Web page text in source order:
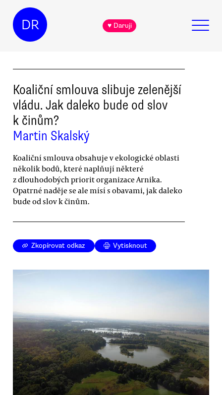
DR ♥ Daruji
Koaliční smlouva slibuje zelenější
vládu. Jak daleko bude od slov
k činům?
Martin Skalský
Koaliční smlouva obsahuje v ekologické oblasti
několik bodů, které naplňují některé
z dlouhodobých priorit organizace Arnika.
Opatrné naděje se ale mísí s obavami, jak daleko
bude od slov k činům.
Zkopírovat odkaz Vytisknout